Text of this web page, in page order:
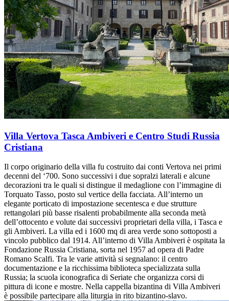
Villa Vertova Tasca Ambiveri e Centro Studi Russia
Cristiana
Il corpo originario della villa fu costruito dai conti Vertova nei primi
decenni del ‘700. Sono successivi i due sopralzi laterali e alcune
decorazioni tra le quali si distingue il medaglione con l’immagine di
Torquato Tasso, posto sul vertice della facciata. All’interno un
elegante porticato di impostazione secentesca e due strutture
rettangolari più basse risalenti probabilmente alla seconda metà
dell’ottocento e volute dai successivi proprietari della villa, i Tasca e
gli Ambiveri. La villa ed i 1600 mq di area verde sono sottoposti a
vincolo pubblico dal 1914. All’interno di Villa Ambiveri è ospitata la
Fondazione Russia Cristiana, sorta nel 1957 ad opera di Padre
Romano Scalfi. Tra le varie attività si segnalano: il centro
documentazione e la ricchissima biblioteca specializzata sulla
Russia; la scuola iconografica di Seriate che organizza corsi di
pittura di icone e mostre. Nella cappella bizantina di Villa Ambiveri
è possibile partecipare alla liturgia in rito bizantino-slavo.